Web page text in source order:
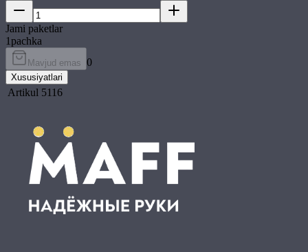
Jami paketlar
1pachka
Mavjud emas 0
Xususiyatlari
Artikul 5116